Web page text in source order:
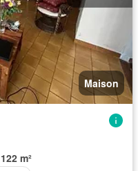
Maison
122 m²